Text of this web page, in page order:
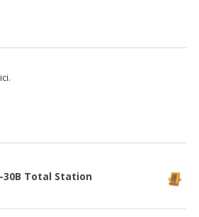
30B Total Station